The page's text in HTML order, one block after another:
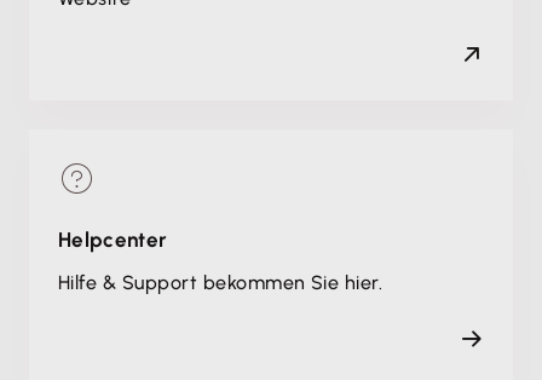
Helpcenter
Hilfe & Support bekommen Sie hier.